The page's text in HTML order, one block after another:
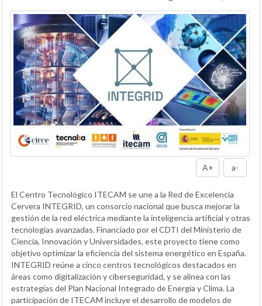
A+ a-
El Centro Tecnológico ITECAM se une a la Red de Excelencia
Cervera INTEGRID, un consorcio nacional que busca mejorar la
gestión de la red eléctrica mediante la inteligencia artificial y otras
tecnologías avanzadas. Financiado por el CDTI del Ministerio de
Ciencia, Innovación y Universidades, este proyecto tiene como
objetivo optimizar la eficiencia del sistema energético en España.
INTEGRID reúne a cinco centros tecnológicos destacados en
áreas como digitalización y ciberseguridad, y se alinea con las
estrategias del Plan Nacional Integrado de Energía y Clima. La
participación de ITECAM incluye el desarrollo de modelos de